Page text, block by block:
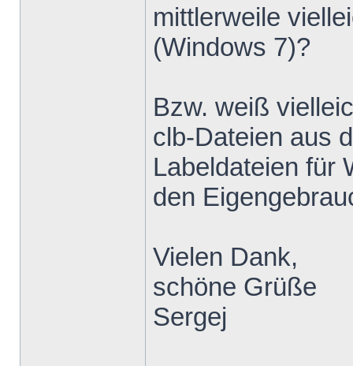
mittlerweile
(Windows 7)?
Bzw. weiß
clb-Dateien aus
Labeldateien für
den
Vielen Dank,
schöne Grüße
Sergej